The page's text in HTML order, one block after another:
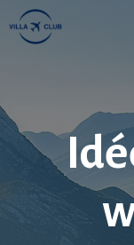
Aller
au